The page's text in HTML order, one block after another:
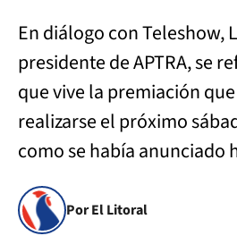
En diálogo con Teleshow,
presidente de APTRA, se
que vive la premiación
realizarse el próximo
como se había anunciado
Por El Litoral